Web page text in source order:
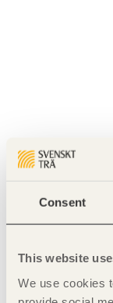
Consent
This website
We use cookies
Dela denna sida: